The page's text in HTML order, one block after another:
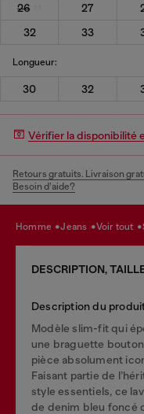
26 27
32
33
Longueur:
30 32
Vérifier la disponibilité
Retours gratuits. Livraison
Besoin d’aide?
homme jeans voir tout
DESCRIPTION,
Description du
Modèle slim-fit qui
une braguette
pièce absolument
Faisant partie de
style essentiels, ce
de denim bleu foncé